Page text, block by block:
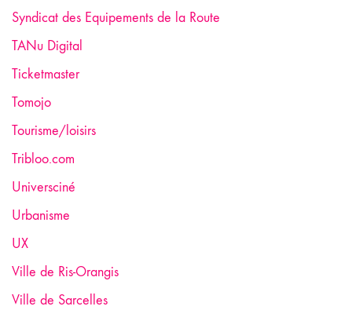
Syndicat des Equipements de la Route
TANu Digital
Ticketmaster
Tomojo
Tourisme/loisirs
Tribloo.com
Universciné
Urbanisme
UX
Ville de Ris-Orangis
Ville de Sarcelles